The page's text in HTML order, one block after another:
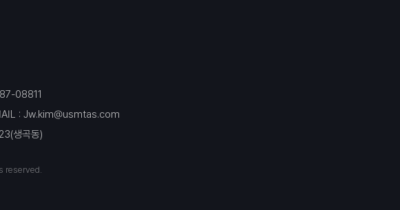
08811
: Jw.kim@usmtas.com
생곡동)
reserved.